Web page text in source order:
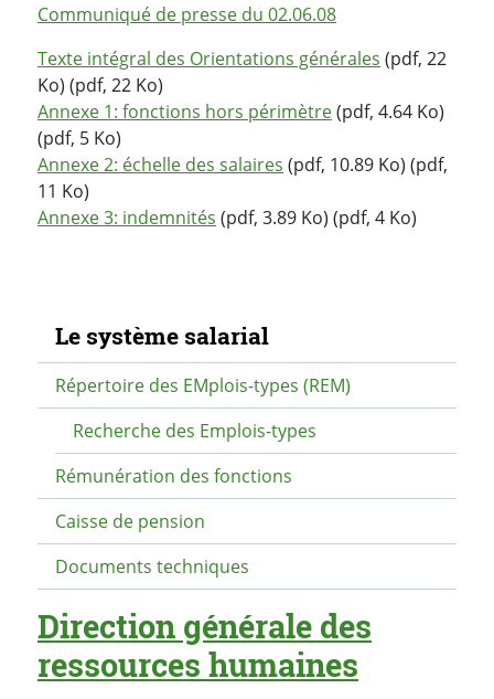
Communiqué de presse du 02.06.08
Texte intégral des Orientations générales (pdf, 22
Ko) (pdf, 22 Ko)
Annexe 1: fonctions hors périmètre(pdf, 4.64 Ko)
(pdf, 5 Ko)
Annexe 2: échelle des salaires (pdf, 10.89 Ko) (pdf,
11 Ko)
Annexe 3: indemnités (pdf, 3.89 Ko) (pdf, 4 Ko)
Navigation secondaire
Le système salarial
Répertoire des EMplois-types (REM)
Recherche des Emplois-types
Rémunération des fonctions
Caisse de pension
Documents techniques
Direction générale des
ressources humaines